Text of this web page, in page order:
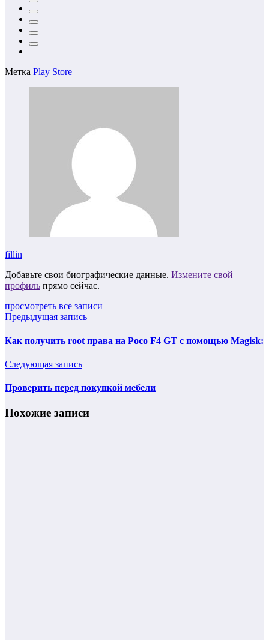
Метка Play Store
fillin
Добавьте свои биографические данные. Измените свой
профиль прямо сейчас.
просмотреть все записи
Предыдущая запись
Как получить root права на Poco F4 GT с помощью Magisk:
Следующая запись
Проверить перед покупкой мебели
Похожие записи